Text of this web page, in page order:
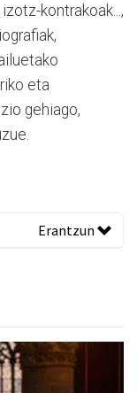
kontrakoak...,
eta
gehiago,
Erantzun